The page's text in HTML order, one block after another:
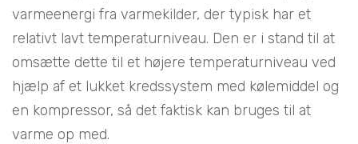
varmeenergi fra varmekilder, der typisk har et
relativt lavt temperaturniveau. Den er i stand til at
omsætte dette til et højere temperaturniveau ved
hjælp af et lukket kredssystem med kølemiddel og
en kompressor, så det faktisk kan bruges til at
varme op med.